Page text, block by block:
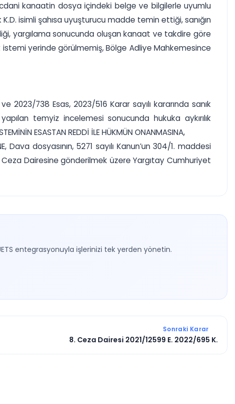
kanaatin dosya içindeki belge ve bilgilerle uyumlu
K.D. isimli şahısa uyuşturucu madde temin ettiği, sanığın
yargılama sonucunda oluşan kanaat ve takdire göre
istemi yerinde görülmemiş, Bölge Adliye Mahkemesince
738 Esas, 2023/516 Karar sayılı kararında sanık
temyiz incelemesi sonucunda hukuka aykırılık
ESASTAN REDDİ İLE HÜKMÜN ONANMASINA,
dosyasının, 5271 sayılı Kanun’un 304/1. maddesi
Ceza Dairesine gönderilmek üzere Yargıtay Cumhuriyet
entegrasyonuyla işlerinizi tek yerden yönetin.
Sonraki Karar
8. Ceza Dairesi 2021/12599 E. 2022/695 K.